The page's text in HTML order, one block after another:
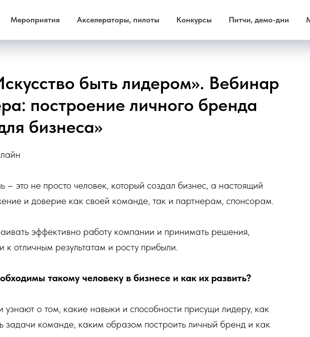
Мероприятия Акселераторы, пилоты Конкурсы Питчи, демо-дни
быть лидером». Вебинар
построение личного бренда
бизнеса»
это не просто человек, который создал бизнес, а настоящий
и доверие как своей команде, так и партнерам, спонсорам.
эффективно работу компании и принимать решения,
к отличным результатам и росту прибыли.
такому человеку в бизнесе и как их развить?
узнают о том, какие навыки и способности присущи лидеру, как
задачи команде, каким образом построить личный бренд и как